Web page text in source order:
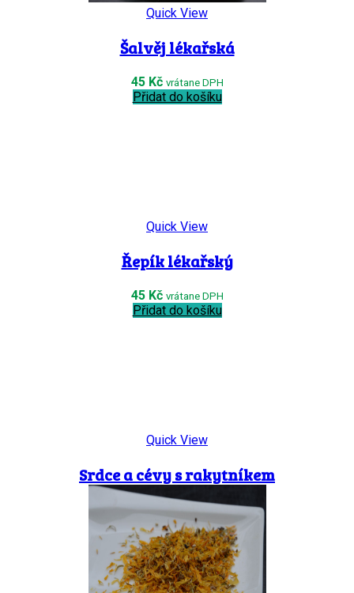
Quick View
Šalvěj lékařská
45 Kč vrátane DPH
Přidat do košíku
Quick View
Řepík lékařský
45 Kč vrátane DPH
Přidat do košíku
Quick View
Srdce a cévy s rakytníkem
55Kč vrátane DPH
Přidat do košíku